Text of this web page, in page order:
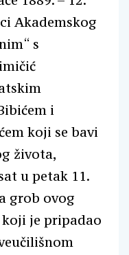
Akademskog
s
i
koji se bavi
života,
u petak 11.
grob ovog
je pripadao